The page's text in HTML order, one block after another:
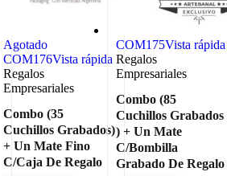
Agotado
COM176Vista rápida
Regalos
Empresariales
Combo (35
Cuchillos Grabados)
+ Un Mate Fino
C/Caja De Regalo
COM175Vista rápida
Regalos
Empresariales
Combo (85
Cuchillos Grabados
) + Un Mate
C/Bombilla
Grabado De Regalo